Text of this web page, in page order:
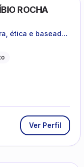
ROCHA
ética e baseada
Ver Perfil